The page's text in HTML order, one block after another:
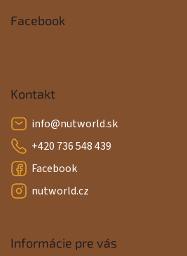
p
e
Facebook
Kontakt
info@nutworld.sk
+420 736 548 439
Facebook
nutworld.cz
Informácie pre vás